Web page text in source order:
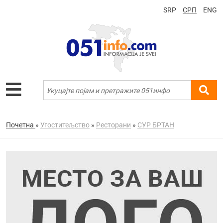
SRP СРП ENG
Почетна » Угоститељство » Ресторани » СУР БРТАН